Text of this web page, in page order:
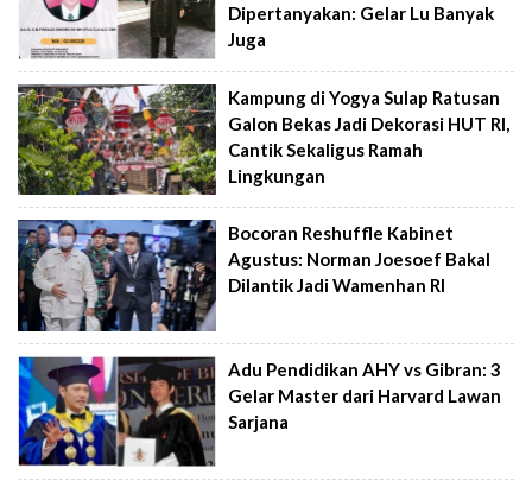
Dipertanyakan: Gelar Lu Banyak
Juga
Kampung di Yogya Sulap Ratusan
Galon Bekas Jadi Dekorasi HUT RI,
Cantik Sekaligus Ramah
Lingkungan
Bocoran Reshuffle Kabinet
Agustus: Norman Joesoef Bakal
Dilantik Jadi Wamenhan RI
Adu Pendidikan AHY vs Gibran: 3
Gelar Master dari Harvard Lawan
Sarjana